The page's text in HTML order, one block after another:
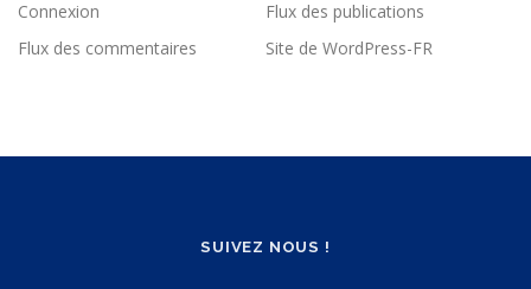
Connexion
Flux des publications
Flux des commentaires
Site de WordPress-FR
SUIVEZ NOUS !